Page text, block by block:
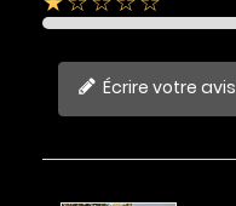
Écrire votre avis